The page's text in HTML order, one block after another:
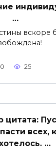
…
вскоре
0 25
цитата:
всех,
…